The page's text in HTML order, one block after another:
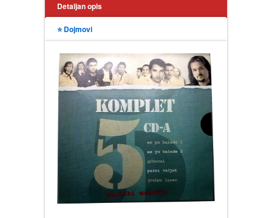
TRILERI
UMETNOST
Detaljan opis
⭐ Dojmovi